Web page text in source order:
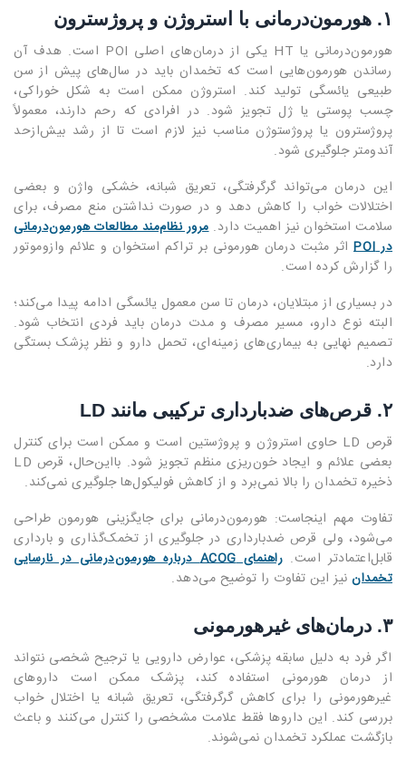
۱. هورمون‌درمانی با استروژن و پروژسترون
هورمون‌درمانی یا HT یکی از درمان‌های اصلی POI است. هدف آن
رساندن هورمون‌هایی است که تخمدان باید در سال‌های پیش از سن
طبیعی یائسگی تولید کند. استروژن ممکن است به شکل خوراکی،
چسب پوستی یا ژل تجویز شود. در افرادی که رحم دارند، معمولاً
پروژسترون یا پروژستوژن مناسب نیز لازم است تا از رشد بیش‌ازحد
آندومتر جلوگیری شود.
این درمان می‌تواند گرگرفتگی، تعریق شبانه، خشکی واژن و بعضی
اختلالات خواب را کاهش دهد و در صورت نداشتن منع مصرف، برای
سلامت استخوان نیز اهمیت دارد.مرور نظام‌مند مطالعات هورمون‌درمانی
در POI
اثر مثبت درمان هورمونی بر تراکم استخوان و علائم وازوموتور
را گزارش کرده است.
در بسیاری از مبتلایان، درمان تا سن معمول یائسگی ادامه پیدا می‌کند؛
البته نوع دارو، مسیر مصرف و مدت درمان باید فردی انتخاب شود.
تصمیم نهایی به بیماری‌های زمینه‌ای، تحمل دارو و نظر پزشک بستگی
دارد.
۲. قرص‌های ضدبارداری ترکیبی مانند LD
قرص LD حاوی استروژن و پروژستین است و ممکن است برای کنترل
بعضی علائم و ایجاد خون‌ریزی منظم تجویز شود. بااین‌حال، قرص LD
ذخیره تخمدان را بالا نمی‌برد و از کاهش فولیکول‌ها جلوگیری نمی‌کند.
تفاوت مهم اینجاست: هورمون‌درمانی برای جایگزینی هورمون طراحی
می‌شود، ولی قرص ضدبارداری در جلوگیری از تخمک‌گذاری و بارداری
قابل‌اعتمادتر است.
راهنمای ACOG درباره هورمون‌درمانی در نارسایی
تخمدان نیز این تفاوت را توضیح می‌دهد.
۳. درمان‌های غیرهورمونی
اگر فرد به دلیل سابقه پزشکی، عوارض دارویی یا ترجیح شخصی نتواند
از درمان هورمونی استفاده کند، پزشک ممکن است داروهای
غیرهورمونی را برای کاهش گرگرفتگی، تعریق شبانه یا اختلال خواب
بررسی کند. این داروها فقط علامت مشخصی را کنترل می‌کنند و باعث
بازگشت عملکرد تخمدان نمی‌شوند.